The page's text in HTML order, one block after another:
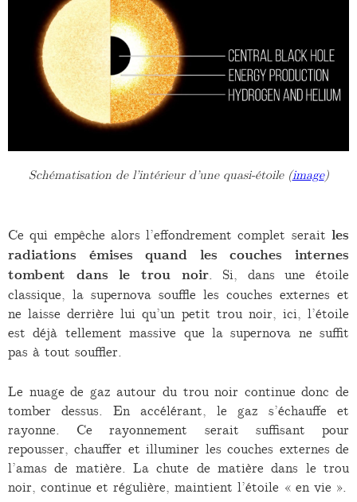
Schématisation de l’intérieur d’une quasi-étoile (image)
Ce qui empêche alors l’effondrement complet serait les
radiations émises quand les couches internes
tombent dans le trou noir. Si, dans une étoile
classique, la supernova souffle les couches externes et
ne laisse derrière lui qu’un petit trou noir, ici, l’étoile
est déjà tellement massive que la supernova ne suffit
pas à tout souffler.
Le nuage de gaz autour du trou noir continue donc de
tomber dessus. En accélérant, le gaz s’échauffe et
rayonne. Ce rayonnement serait suffisant pour
repousser, chauffer et illuminer les couches externes de
l’amas de matière. La chute de matière dans le trou
noir, continue et régulière, maintient l’étoile « en vie ».